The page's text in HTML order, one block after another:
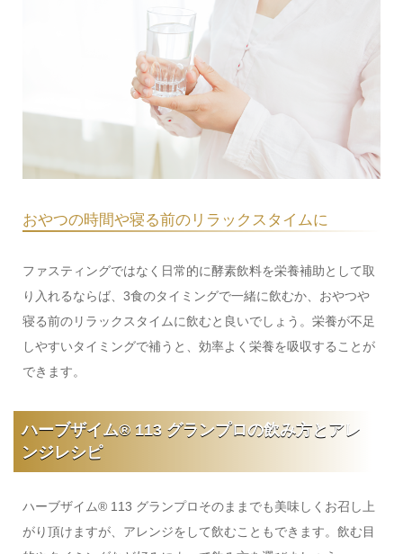
おやつの時間や寝る前のリラックスタイムに
ファスティングではなく日常的に酵素飲料を栄養補助として取
り入れるならば、3食のタイミングで一緒に飲むか、おやつや
寝る前のリラックスタイムに飲むと良いでしょう。栄養が不足
しやすいタイミングで補うと、効率よく栄養を吸収することが
できます。
ハーブザイム® 113 グランプロの飲み方とアレ
ンジレシピ
ハーブザイム® 113 グランプロそのままでも美味しくお召し上
がり頂けますが、アレンジをして飲むこともできます。飲む目